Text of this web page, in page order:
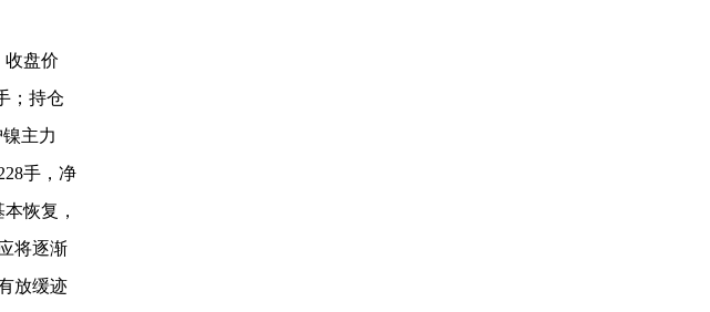
盘价
；持仓
主力
手，净
恢复，
将逐渐
放缓迹